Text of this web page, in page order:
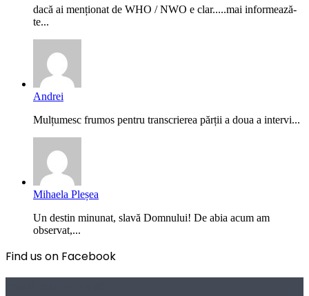
dacă ai menționat de WHO / NWO e clar.....mai informează-
te...
Andrei
Mulțumesc frumos pentru transcrierea părții a doua a intervi...
Mihaela Pleșea
Un destin minunat, slavă Domnului! De abia acum am
observat,...
Find us on Facebook